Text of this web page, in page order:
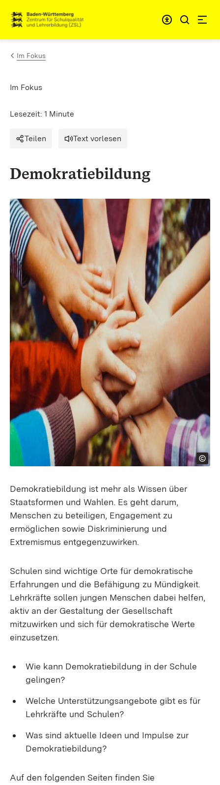
Zum Inhalt springen
Link zur Startseite
Im Fokus
Im Fokus
Lesezeit: 1 Minute
Teilen Text vorlesen
Demokratiebildung
Demokratiebildung ist mehr als Wissen über
Staatsformen und Wahlen. Es geht darum,
Menschen zu beteiligen, Engagement zu
ermöglichen sowie Diskriminierung und
Extremismus entgegenzuwirken.
Schulen sind wichtige Orte für demokratische
Erfahrungen und die Befähigung zu Mündigkeit.
Lehrkräfte sollen jungen Menschen dabei helfen,
aktiv an der Gestaltung der Gesellschaft
mitzuwirken und sich für demokratische Werte
einzusetzen.
Wie kann Demokratiebildung in der Schule
gelingen?
Welche Unterstützungsangebote gibt es für
Lehrkräfte und Schulen?
Was sind aktuelle Ideen und Impulse zur
Demokratiebildung?
Auf den folgenden Seiten finden Sie